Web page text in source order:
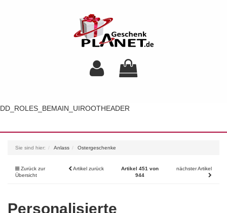
DD_ROLES_BEMAIN_UIROOTHEADER
Sie sind hier: Anlass Ostergeschenke
Zurück zur
Übersicht
Artikel zurück
Artikel 451 von
944
nächster Artikel
Personalisierte